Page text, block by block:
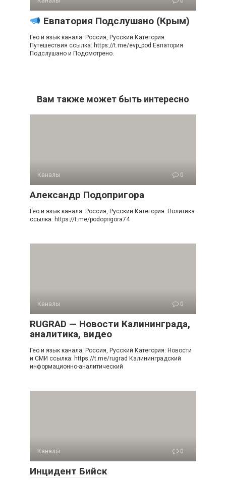
Евпатория Подслушано (Крым)
Гео и язык канала: Россия, Русский Категория:
Путешествия ссылка: https://t.me/evp_pod Евпатория
Подслушано и Подсмотрено.
Вам также может быть интересно
Каналы 0
Александр Подопригора
Гео и язык канала: Россия, Русский Категория: Политика
ссылка: https://t.me/podoprigora74
Каналы 0
RUGRAD — Новости Калининграда,
аналитика, видео
Гео и язык канала: Россия, Русский Категория: Новости
и СМИ ссылка: https://t.me/rugrad Калининградский
информационно-аналитический
Каналы 0
Инцидент Бийск